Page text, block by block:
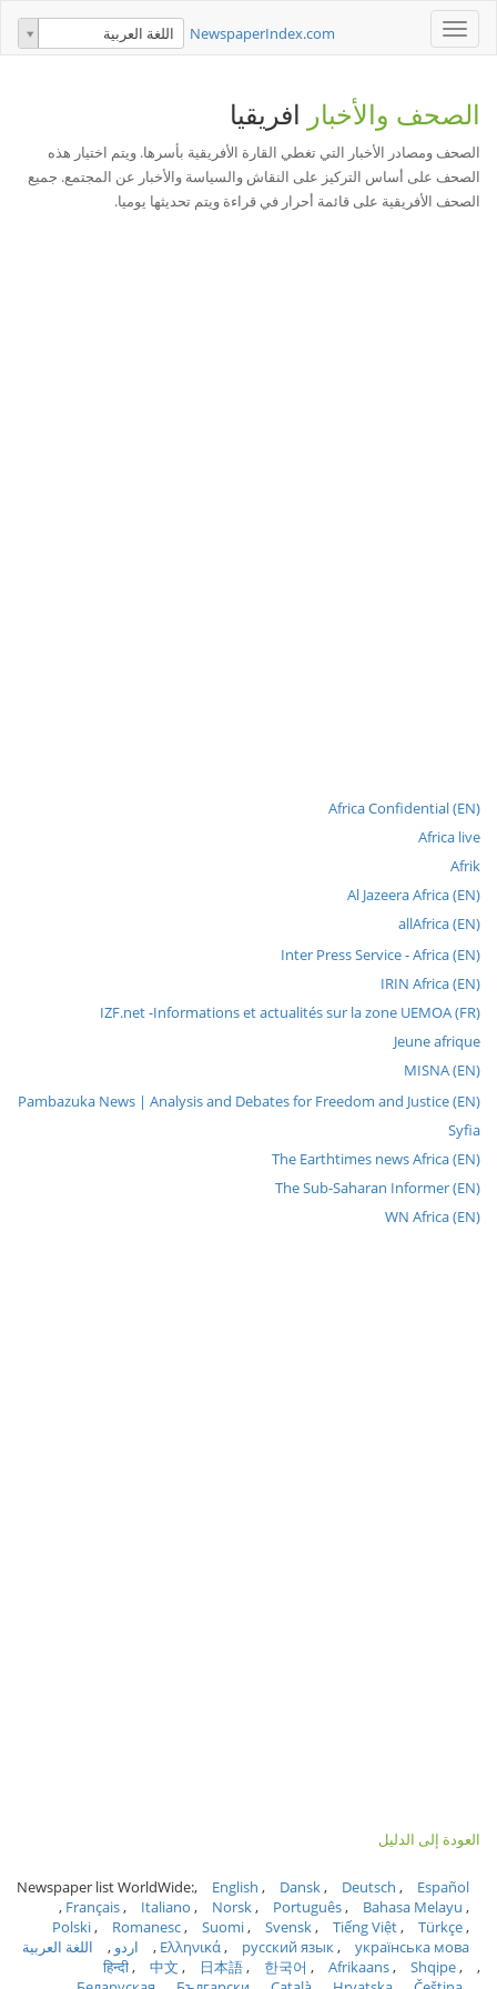
Toggle
navigation
NewspaperIndex.com اللغة العربية
الصحف والأخبار افريقيا
الصحف ومصادر الأخبار التي تغطي القارة الأفريقية بأسرها. ويتم اختيار هذه
الصحف على أساس التركيز على النقاش والسياسة والأخبار عن المجتمع. جميع
الصحف الأفريقية على قائمة أحرار في قراءة ويتم تحديثها يوميا.
Africa Confidential (EN)
Africa live
Afrik
Al Jazeera Africa (EN)
allAfrica (EN)
Inter Press Service - Africa (EN)
IRIN Africa (EN)
IZF.net -Informations et actualités sur la zone UEMOA (FR)
Jeune afrique
MISNA (EN)
Pambazuka News | Analysis and Debates for Freedom and Justice (EN)
Syfia
The Earthtimes news Africa (EN)
The Sub-Saharan Informer (EN)
WN Africa (EN)
العودة إلى الدليل
Newspaper list WorldWide: English Dansk Deutsch
Español
Français
Italiano Norsk Português
Bahasa Melayu
Polski
Romanesc Suomi Svensk Tiếng Việt
Türkçe
Ελληνικά
русский язык українська мова اردو
اللغة العربية
हिन्दी
中文 日本語 한국어 Afrikaans
Shqipe